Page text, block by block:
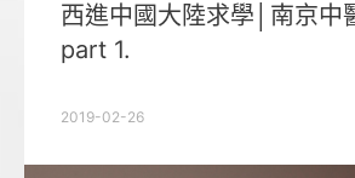
西進中國大陸求學│南京中
part 1.
2019-02-26